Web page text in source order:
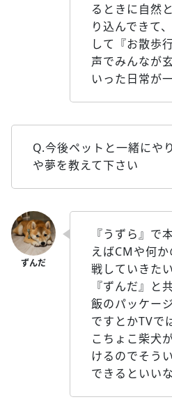
るときに自然
り込んできて
して『お散歩
声でみんなが
いった日常が
Q.今後ペットと一緒にや
や夢を教えて下さい
『うずら』で
えばCMや何
戦していきた
『ずんだ』と
飯のパッケー
ですとかTVで
こちょこ柴犬
けるのでそう
できるといい